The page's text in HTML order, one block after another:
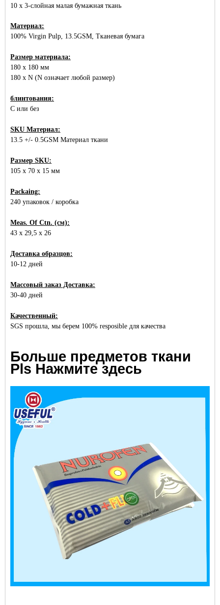
10 x 3-слойная малая бумажная ткань
Материал:
100% Virgin Pulp, 13.5GSM, Тканевая бумага
Размер материала:
180 x 180 мм
180 x N (N означает любой размер)
блинтования:
С или без
SKU Материал:
13.5 +/- 0.5GSM Материал ткани
Размер SKU:
105 x 70 x 15 мм
Packaing:
240 упаковок / коробка
Meas. Of Ctn. (см):
43 x 29,5 x 26
Доставка образцов:
10-12 дней
Массовый заказ Доставка:
30-40 дней
Качественный:
SGS прошла, мы берем 100% resposible для качества
Больше предметов ткани
Pls Нажмите здесь